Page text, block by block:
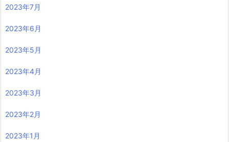
2023年7月
2023年6月
2023年5月
2023年4月
2023年3月
2023年2月
2023年1月